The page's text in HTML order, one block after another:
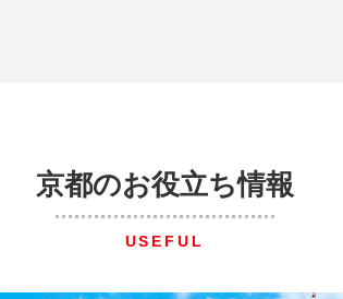
京都のお役立ち情報
USEFUL